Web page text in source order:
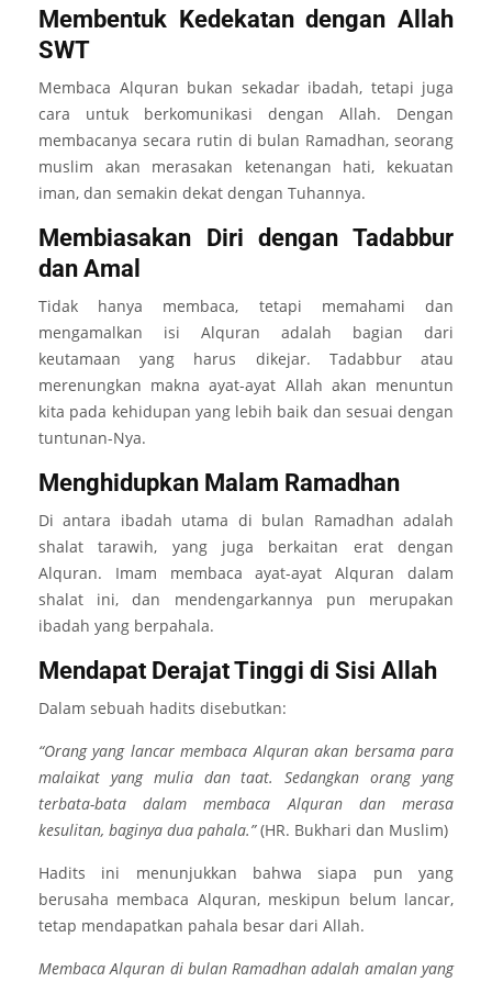
Membentuk Kedekatan dengan Allah
SWT
Membaca Alquran bukan sekadar ibadah, tetapi juga
cara untuk berkomunikasi dengan Allah. Dengan
membacanya secara rutin di bulan Ramadhan, seorang
muslim akan merasakan ketenangan hati, kekuatan
iman, dan semakin dekat dengan Tuhannya.
Membiasakan Diri dengan Tadabbur
dan Amal
Tidak hanya membaca, tetapi memahami dan
mengamalkan isi Alquran adalah bagian dari
keutamaan yang harus dikejar. Tadabbur atau
merenungkan makna ayat-ayat Allah akan menuntun
kita pada kehidupan yang lebih baik dan sesuai dengan
tuntunan-Nya.
Menghidupkan Malam Ramadhan
Di antara ibadah utama di bulan Ramadhan adalah
shalat tarawih, yang juga berkaitan erat dengan
Alquran. Imam membaca ayat-ayat Alquran dalam
shalat ini, dan mendengarkannya pun merupakan
ibadah yang berpahala.
Mendapat Derajat Tinggi di Sisi Allah
Dalam sebuah hadits disebutkan:
“Orang yang lancar membaca Alquran akan bersama para
malaikat yang mulia dan taat. Sedangkan orang yang
terbata-bata dalam membaca Alquran dan merasa
kesulitan, baginya dua pahala.”(HR. Bukhari dan Muslim)
Hadits ini menunjukkan bahwa siapa pun yang
berusaha membaca Alquran, meskipun belum lancar,
tetap mendapatkan pahala besar dari Allah.
Membaca Alquran di bulan Ramadhan adalah amalan yang